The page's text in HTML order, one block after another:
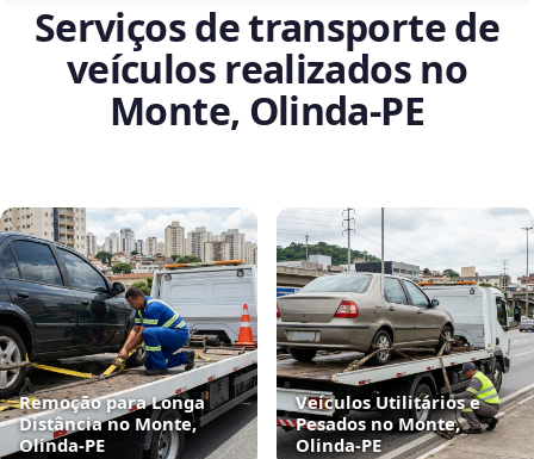
Serviços de transporte de
veículos realizados no
Monte, Olinda‑PE
Remoção para Longa
Distância no Monte,
Olinda‑PE
Veículos Utilitários e
Pesados no Monte,
Olinda‑PE